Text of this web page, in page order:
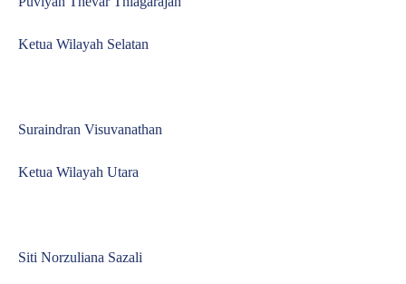
Ketua Wilayah Selatan
Suraindran Visuvanathan
Ketua Wilayah Utara
Siti Norzuliana Sazali